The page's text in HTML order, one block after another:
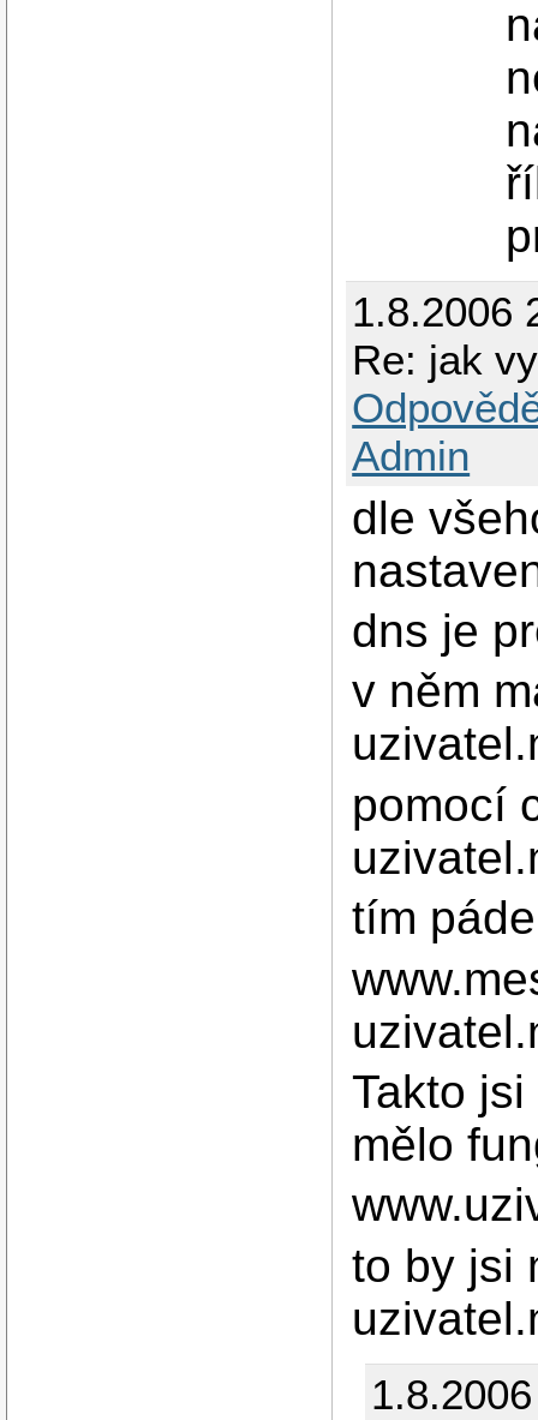
1.8.2006
Re: jak
Admin
dle
dns je
v něm
pomocí
tím
Takto
mělo
to by jsi